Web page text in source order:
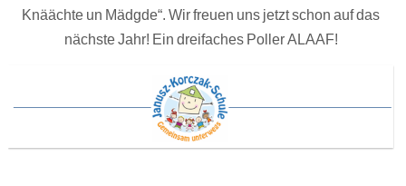
Knäächte un Mädgde“. Wir freuen uns jetzt schon auf das
nächste Jahr! Ein dreifaches Poller ALAAF!